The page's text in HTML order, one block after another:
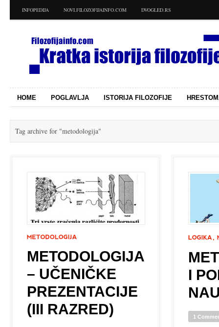
INFOPEDIJA NOVI.FILOZOFIJAINFO.COM DVOGLED.RS
HOME POGLAVLJA ISTORIJA FILOZOFIJE
Tag archive for "metodologija"
METODOLOGIJA
– UČENIČKE
PREZENTACIJE
(III RAZRED)
I
1